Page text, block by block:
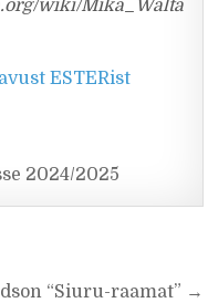
wiki/Mika_Walta
ESTERist
2024/2025
“Siuru-raamat” →